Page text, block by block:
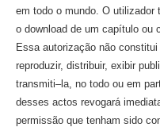
em todo o mundo. O utilizador
o download de um capítulo ou
Essa autorização não
reproduzir, distribuir, exibir
transmiti–la, no todo ou em
desses actos revogará
permissão que tenham sido